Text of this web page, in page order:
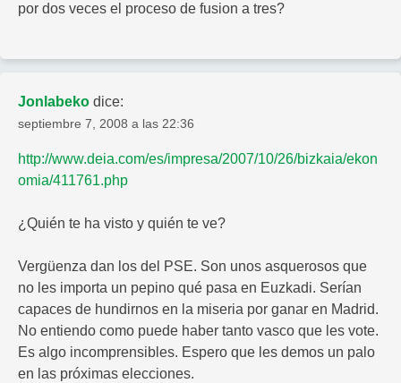
por dos veces el proceso de fusion a tres?
Jonlabeko dice:
septiembre 7, 2008 a las 22:36
http://www.deia.com/es/impresa/2007/10/26/bizkaia/ekon
omia/411761.php
¿Quién te ha visto y quién te ve?
Vergüenza dan los del PSE. Son unos asquerosos que
no les importa un pepino qué pasa en Euzkadi. Serían
capaces de hundirnos en la miseria por ganar en Madrid.
No entiendo como puede haber tanto vasco que les vote.
Es algo incomprensibles. Espero que les demos un palo
en las próximas elecciones.